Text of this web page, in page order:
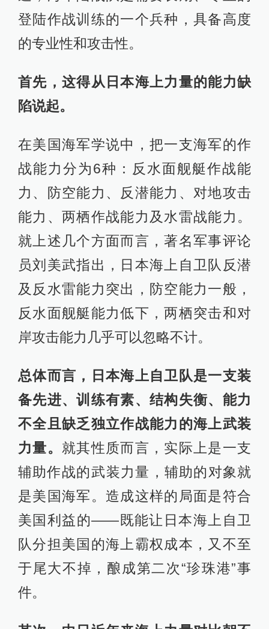
登陆作战训练的一个兵种，具备高度
的专业性和攻击性。
首先，这得从日本海上力量的能力缺
陷说起。
在美国海军学说中，把一支海军的作
战能力分为6种：反水面舰艇作战能
力、防空能力、反潜能力、对地攻击
能力、两栖作战能力及水雷战能力。
就上述几个方面而言，著名军事评论
员刘美武指出，日本海上自卫队反潜
及反水雷能力突出，防空能力一般，
反水面舰艇能力低下，两栖突击和对
岸攻击能力几乎可以忽略不计。
总体而言，日本海上自卫队是一支装
备先进、训练有素、结构失衡、能力
不全且缺乏独立作战能力的海上武装
力量。 就其性质而言，实际上是一支
辅助作战的​​武装力量，辅助的对象就
是美国海军。造成这样的局面是符合
美国利益的——既能让日本海上自卫
队分担美国的海上霸权成本，又不至
于尾大不掉，酿成第二次“珍珠港”事
件。